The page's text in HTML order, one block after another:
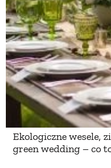
Ekologiczne wesele,
green wedding – co